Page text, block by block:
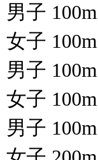
男子
女子
男子
女子
男子